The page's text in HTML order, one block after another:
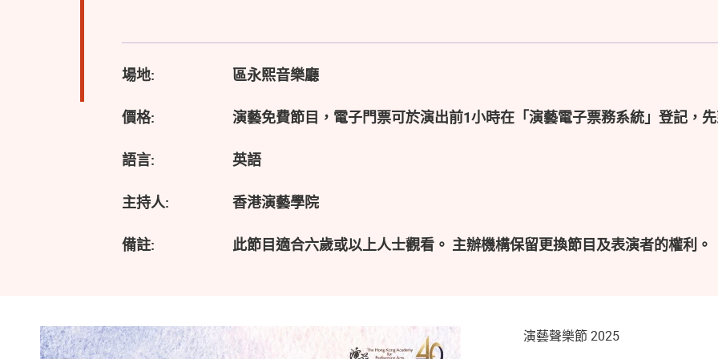
場地: 區永熙音樂廳
價格: 演藝免費節目，電子門票可於演出前1小時在「演藝電子票務系統」登記，
語言: 英語
主持人: 香港演藝學院
備註: 此節目適合六歲或以上人士觀看。 主辦機構保留更換節目及表演者的權利。
演藝聲樂節 2025